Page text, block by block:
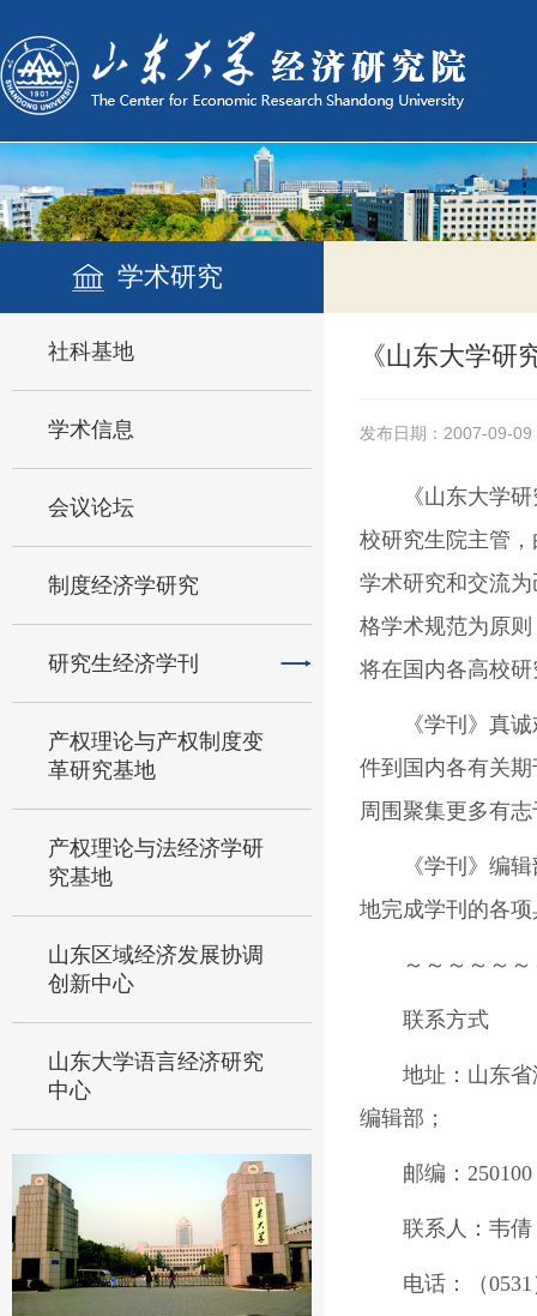
学术研究
社科基地
学术信息
会议论坛
制度经济学研究
研究生经济学刊
产权理论与产权制度变
革研究基地
产权理论与法经济学研
究基地
山东区域经济发展协调
创新中心
山东大学语言经济研究
中心
《山东大学研
发布日期：2007-09-09
《山东大学
校研究生院主管
学术研究和交流
格学术规范为原
将在国内各高校
《学刊》真
件到国内各有关
周围聚集更多有
《学刊》编
地完成学刊的各
～～～～～
联系方式
地址：山东
编辑部；
邮编：
联系人：韦倩
电话：（0531